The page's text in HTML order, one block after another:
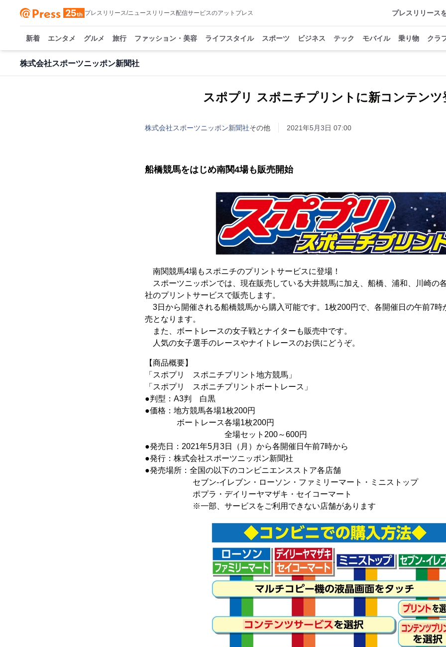
プレスリリース/ニュースリリース配信サービスのアットプレス プレスリリース
新着 エンタメ グルメ 旅行 ファッション・美容 ライフスタイル スポーツ ビジネス テック モバイル 乗り物 クラ
株式会社スポーツニッポン新聞社
スポプリ スポニチプリントに新コンテンツ
株式会社スポーツニッポン新聞社その他 2021年5月3日 07:00
船橋競馬をはじめ南関4場も販売開始
南関競馬4場もスポニチのプリントサービスに登場！
スポーツニッポンでは、現在販売している大井競馬に加え、船橋、浦和、川崎の
社のプリントサービスで販売します。
3日から開催される船橋競馬から購入可能です。1枚200円で、各開催日の午前7時
売となります。
また、ボートレースの女子戦とナイターも販売中です。
人気の女子選手のレースやナイトレースのお供にどうぞ。
【商品概要】
「スポプリ スポニチプリント地方競馬」
「スポプリ スポニチプリントボートレース」
●判型：A3判 白黒
●価格：地方競馬各場1枚200円
ボートレース各場1枚200円
全場セット200～600円
●発売日：2021年5月3日（月）から各開催日午前7時から
●発行：株式会社スポーツニッポン新聞社
●発売場所：全国の以下のコンビニエンスストア各店舗
セブン-イレブン・ローソン・ファミリーマート・ミニストップ
ポプラ・デイリーヤマザキ・セイコーマート
※一部、サービスをご利用できない店舗があります